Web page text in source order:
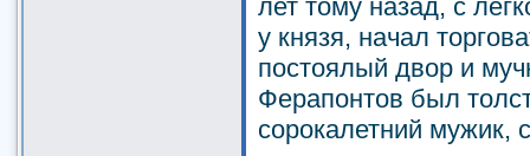
лет тому назад, с
у князя, начал
постоялый двор и
Ферапонтов был
сорокалетний мужик,